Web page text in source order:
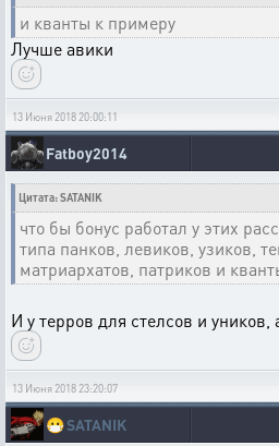
и кванты к примеру
Лучше авики
13 Июня 2018 20:00:11
Fatboy2014
Цитата: SATANIK
что бы бонус работал у этих
типа панков, левиков, узиков,
матриархатов, патриков и
И у терров для стелсов и уников,
13 Июня 2018 23:20:07
😷SATANIK